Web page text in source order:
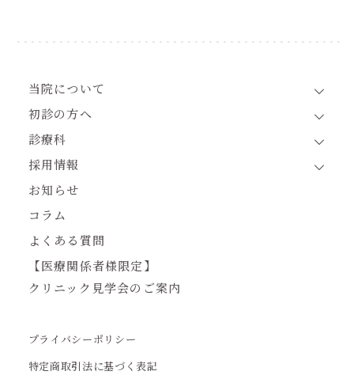
当院について
初診の方へ
診療科
採用情報
お知らせ
コラム
よくある質問
【医療関係者様限定】
クリニック見学会のご案内
プライバシーポリシー
特定商取引法に基づく表記